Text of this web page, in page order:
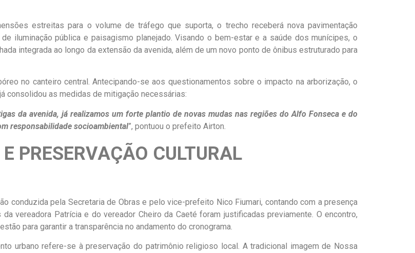
estreitas para o volume de tráfego que suporta, o trecho receberá nova pavimentação
iluminação pública e paisagismo planejado. Visando o bem-estar e a saúde dos munícipes, o
integrada ao longo da extensão da avenida, além de um novo ponto de ônibus estruturado para
no canteiro central. Antecipando-se aos questionamentos sobre o impacto na arborização, o
consolidou as medidas de mitigação necessárias:
da avenida, já realizamos um forte plantio de novas mudas nas regiões do Alfo Fonseca e do
responsabilidade socioambiental”, pontuou o prefeito Airton.
PRESERVAÇÃO CULTURAL
conduzida pela Secretaria de Obras e pelo vice-prefeito Nico Fiumari, contando com a presença
vereadora Patrícia e do vereador Cheiro da Caeté foram justificadas previamente. O encontro,
para garantir a transparência no andamento do cronograma.
urbano refere-se à preservação do patrimônio religioso local. A tradicional imagem de Nossa